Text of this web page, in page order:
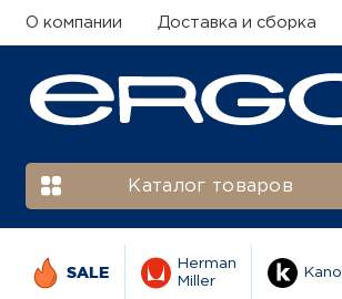
О компании Доставка и сборка
Каталог товаров
SALE
Herman
Miller
Kano